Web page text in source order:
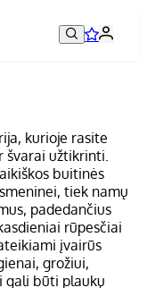
kurioje rasite
švarai užtikrinti.
buitinės
tiek namų
padedančius
rūpesčiai
įvairūs
grožiui,
gali būti plaukų